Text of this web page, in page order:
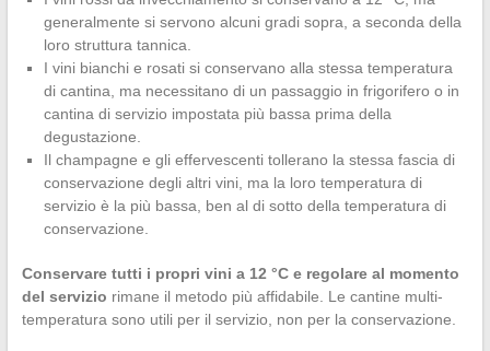
generalmente si servono alcuni gradi sopra, a seconda della
loro struttura tannica.
I vini bianchi e rosati si conservano alla stessa temperatura
di cantina, ma necessitano di un passaggio in frigorifero o in
cantina di servizio impostata più bassa prima della
degustazione.
Il champagne e gli effervescenti tollerano la stessa fascia di
conservazione degli altri vini, ma la loro temperatura di
servizio è la più bassa, ben al di sotto della temperatura di
conservazione.
Conservare tutti i propri vini a 12 °C e regolare al momento
del servizio rimane il metodo più affidabile. Le cantine multi-
temperatura sono utili per il servizio, non per la conservazione.